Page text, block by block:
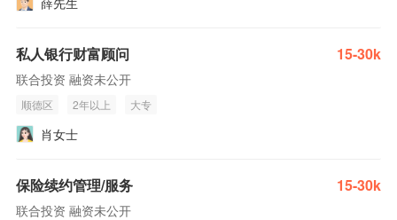
私人银行财富顾问 15-30k
联合投资 融资未公开
顺德区 2年以上 大专
肖女士
保险续约管理/服务 15-30k
联合投资 融资未公开